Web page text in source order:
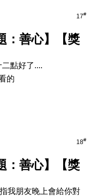
17#
：善心】【獎
點好了....
的
18#
：善心】【獎
我朋友晚上會給你對